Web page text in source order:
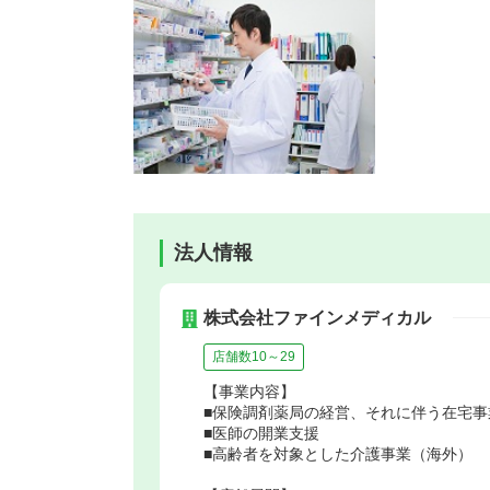
法人情報
株式会社ファインメディカル
店舗数10～29
【事業内容】
■保険調剤薬局の経営、それに伴う在宅
■医師の開業支援
■高齢者を対象とした介護事業（海外）